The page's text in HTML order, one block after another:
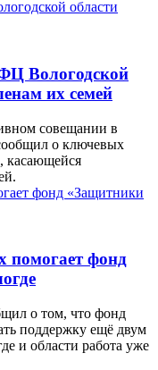
Вологодской
их семей
совещании в
о ключевых
касающейся
помогает фонд
о том, что фонд
поддержку ещё двум
и области работа уже